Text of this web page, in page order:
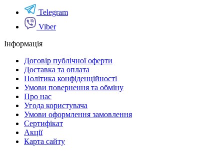
Telegram
Viber
Інформація
Договір публічної оферти
Доставка та оплата
Політика конфіденційності
Умови повернення та обміну
Про нас
Угода користувача
Умови оформлення замовлення
Сертифікат
Акції
Карта сайту